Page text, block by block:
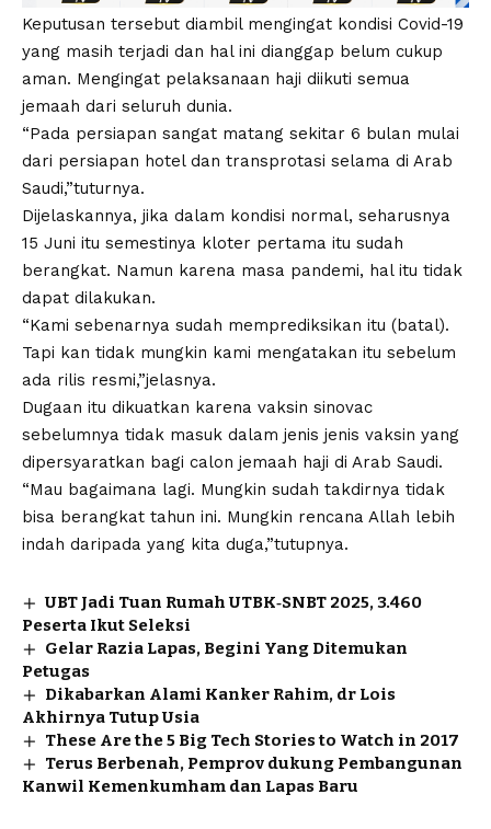
Keputusan tersebut diambil mengingat kondisi Covid-19
yang masih terjadi dan hal ini dianggap belum cukup
aman. Mengingat pelaksanaan haji diikuti semua
jemaah dari seluruh dunia.
“Pada persiapan sangat matang sekitar 6 bulan mulai
dari persiapan hotel dan transprotasi selama di Arab
Saudi,”tuturnya.
Dijelaskannya, jika dalam kondisi normal, seharusnya
15 Juni itu semestinya kloter pertama itu sudah
berangkat. Namun karena masa pandemi, hal itu tidak
dapat dilakukan.
“Kami sebenarnya sudah memprediksikan itu (batal).
Tapi kan tidak mungkin kami mengatakan itu sebelum
ada rilis resmi,”jelasnya.
Dugaan itu dikuatkan karena vaksin sinovac
sebelumnya tidak masuk dalam jenis jenis vaksin yang
dipersyaratkan bagi calon jemaah haji di Arab Saudi.
“Mau bagaimana lagi. Mungkin sudah takdirnya tidak
bisa berangkat tahun ini. Mungkin rencana Allah lebih
indah daripada yang kita duga,”tutupnya.
UBT Jadi Tuan Rumah UTBK‑SNBT 2025, 3.460
Peserta Ikut Seleksi
Gelar Razia Lapas, Begini Yang Ditemukan
Petugas
Dikabarkan Alami Kanker Rahim, dr Lois
Akhirnya Tutup Usia
These Are the 5 Big Tech Stories to Watch in 2017
Terus Berbenah, Pemprov dukung Pembangunan
Kanwil Kemenkumham dan Lapas Baru